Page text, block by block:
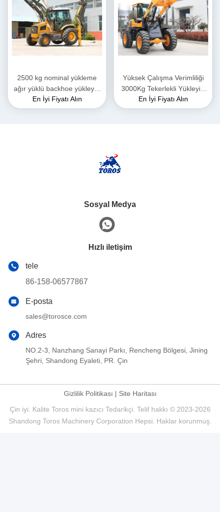
2500 kg nominal yükleme
ağır yüklü backhoe yükleyici
makinesi inşaat için
En İyi Fiyatı Alın
Yüksek Çalışma Verimliliği
3000Kg Tekerlekli Yükleyici
Makine 1 Yıllık Garanti
En İyi Fiyatı Alın
Sosyal Medya
Hızlı iletişim
tele
86-158-06577867
E-posta
sales@torosce.com
Adres
NO.2-3, Nanzhang Sanayi Parkı, Rencheng Bölgesi, Jining
Şehri, Shandong Eyaleti, PR. Çin
Gizlilik Politikası | Site Haritası
Çin iyi. Kalite Toros mini kazıcı Tedarikçi. Telif hakkı © 2023-2026
Shandong Toros Machinery Corporation Hepsi. Haklar korunmuş.